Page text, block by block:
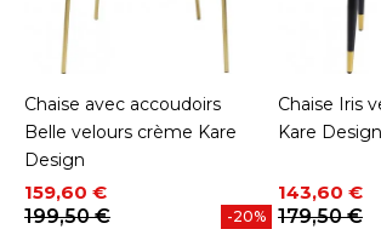
Chaise avec accoudoirs
Belle velours crème Kare
Design
Prix
159,60 €
Prix de base
199,50 €
-20%
Chaise Iris
Kare Design
Prix
143,60 €
Prix de
179,50 €